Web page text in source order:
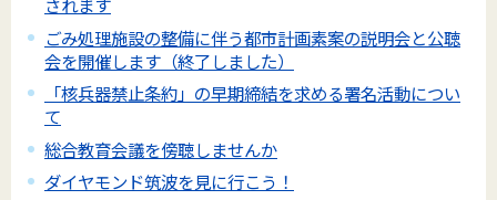
ごみ処理施設の整備に伴う都市計画素案の説明会と公聴
会を開催します（終了しました）
「核兵器禁止条約」の早期締結を求める署名活動につい
て
総合教育会議を傍聴しませんか
ダイヤモンド筑波を見に行こう！